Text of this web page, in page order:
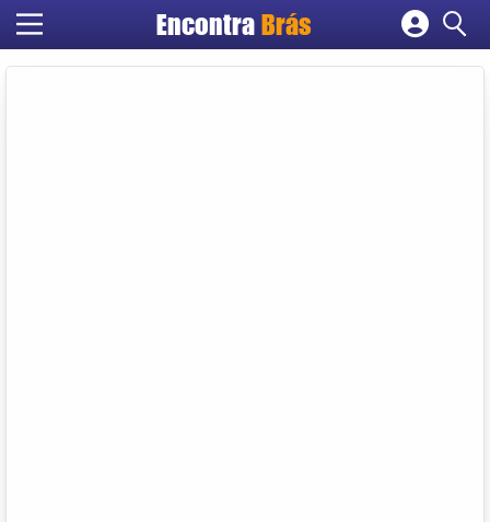
Encontra Brás
Cadastrar empresa